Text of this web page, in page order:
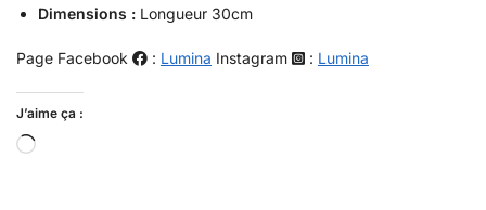
Dimensions : Longueur 30cm
Page Facebook : Lumina Instagram : Lumina
J’aime ça :